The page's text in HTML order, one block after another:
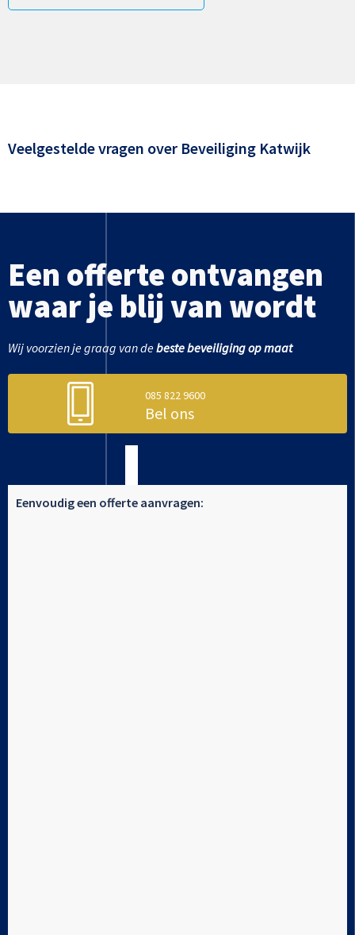
Veelgestelde vragen over Beveiliging Katwijk
Een offerte ontvangen
waar je blij van wordt
Wij voorzien je graag van debeste beveiliging op maat
085 822 9600
Bel ons
Eenvoudig een offerte aanvragen: